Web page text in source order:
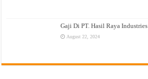
Gaji Di PT. Hasil Raya Industries
August 22, 2024